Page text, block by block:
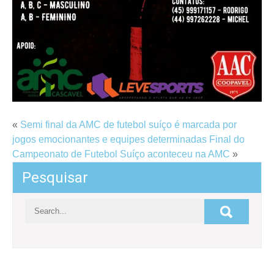
« Semi final da AMC de futebol suíço é marcada por
jogos emocionantes e equipes determinadas Final do
Campeonato de Futebol Suíço aconteceu na AMC »
Pesquisar